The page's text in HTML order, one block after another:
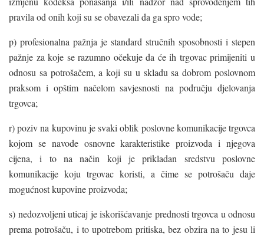
pravila od onih koji su se obavezali da ga spro vode;
p) profesionalna pažnja je standard stručnih sposobnosti i stepen
pažnje za koje se razumno očekuje da će ih trgovac primijeniti u
odnosu sa potrošačem, a koji su u skladu sa dobrom poslovnom
praksom i opštim načelom savjesnosti na području djelovanja
trgovca;
r) poziv na kupovinu je svaki oblik poslovne komunikacije trgovca
kojom se navode osnovne karakteristike proizvoda i njegova
cijena, i to na način koji je prikladan sredstvu poslovne
komunikacije koju trgovac koristi, a čime se potrošaču daje
mogućnost kupovine proizvoda;
s) nedozvoljeni uticaj je iskorišćavanje prednosti trgovca u odnosu
prema potrošaču, i to upotrebom pritiska, bez obzira na to jesu li